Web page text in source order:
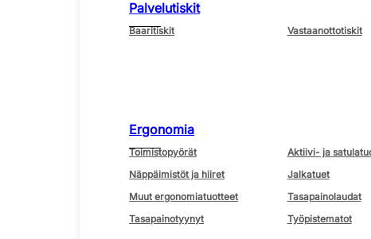
Palvelutiskit
Baaritiskit Vastaanottotiskit
Ergonomia
Toimistopyörät Aktiivi- ja
Näppäimistöt ja hiiret
Jalkatuet
Muut ergonomiatuotteet
Tasapainolaudat
Tasapainotyynyt
Työpistematot